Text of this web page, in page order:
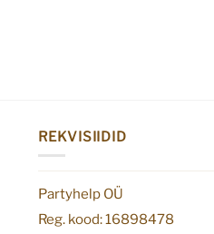
REKVISIIDID
Partyhelp OÜ
Reg. kood: 16898478